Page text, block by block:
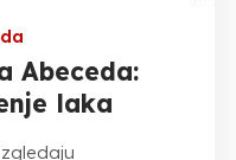
Abeceda:
laka